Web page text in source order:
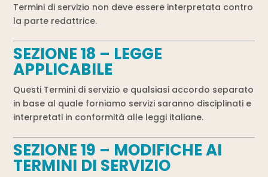
Termini di servizio non deve essere interpretata contro
la parte redattrice.
SEZIONE 18 – LEGGE
APPLICABILE
Questi Termini di servizio e qualsiasi accordo separato
in base al quale forniamo servizi saranno disciplinati e
interpretati in conformità alle leggi italiane.
SEZIONE 19 – MODIFICHE AI
TERMINI DI SERVIZIO